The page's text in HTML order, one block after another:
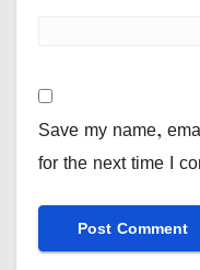
Save my name,
for the next time I